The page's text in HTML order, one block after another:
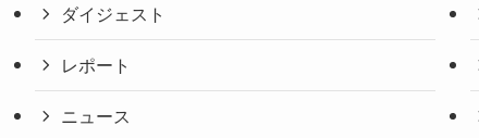
ダイジェスト
レポート
ニュース